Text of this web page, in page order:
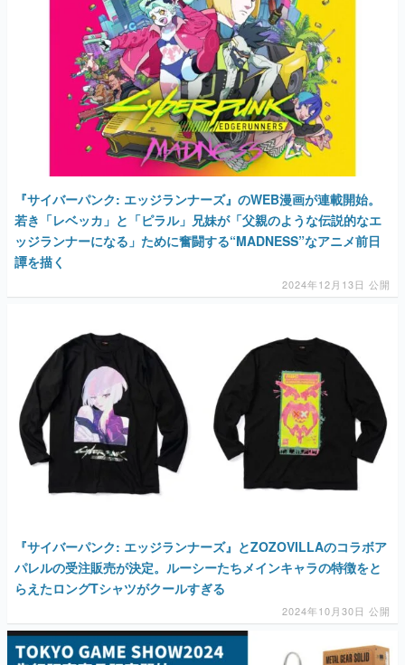
『サイバーパンク: エッジランナーズ』のWEB漫画が連載開始。
若き「レベッカ」と「ピラル」兄妹が「父親のような伝説的なエ
ッジランナーになる」ために奮闘する“MADNESS”なアニメ前日
譚を描く
2024年12月13日 公開
『サイバーパンク: エッジランナーズ』とZOZOVILLAのコラボア
パレルの受注販売が決定。ルーシーたちメインキャラの特徴をと
らえたロングTシャツがクールすぎる
2024年10月30日 公開